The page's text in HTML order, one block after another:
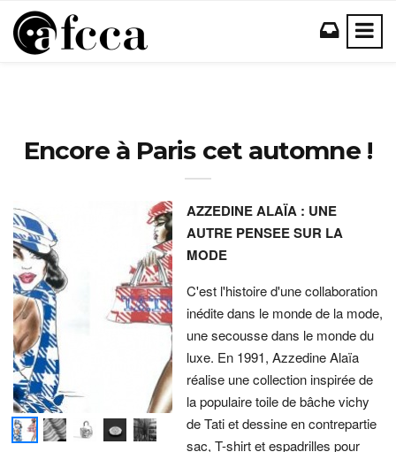
Encore à Paris cet automne !
AZZEDINE ALAÏA : UNE
AUTRE PENSEE SUR LA
MODE
C'est l'histoire d'une collaboration
inédite dans le monde de la mode,
une secousse dans le monde du
luxe. En 1991, Azzedine Alaïa
réalise une collection inspirée de
la populaire toile de bâche vichy
de Tati et dessine en contrepartie
sac, T-shirt et espadrilles pour